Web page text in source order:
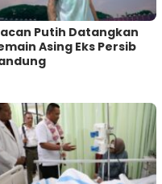
Putih Datangkan
Asing Eks Persib